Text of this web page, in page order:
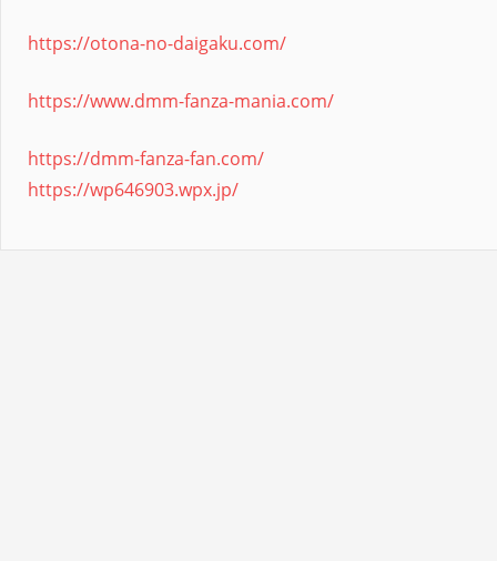
https://otona-no-daigaku.com/
https://www.dmm-fanza-mania.com/
https://dmm-fanza-fan.com/
https://wp646903.wpx.jp/